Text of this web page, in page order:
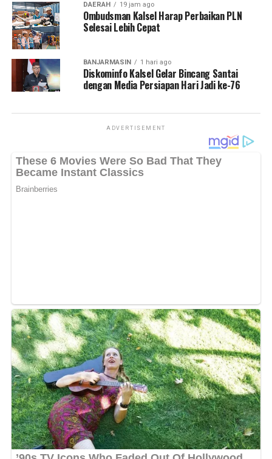
serta mengajak semua pihak untuk bersama-sama menjaga
ketertiban, keamanan, dan kebersihan selama pawai
berlangsung agar seluruh rangkaian acara dapat berjalan
Views: 71
Facebook
Messenger 0 Twitter/X 0
DAERAH 19 jam ago
Ombudsman Kalsel Harap Perbaikan PLN
Selesai Lebih Cepat
BANJARMASIN 1 hari ago
Diskominfo Kalsel Gelar Bincang Santai
dengan Media Persiapan Hari Jadi ke-76
ADVERTISEMENT